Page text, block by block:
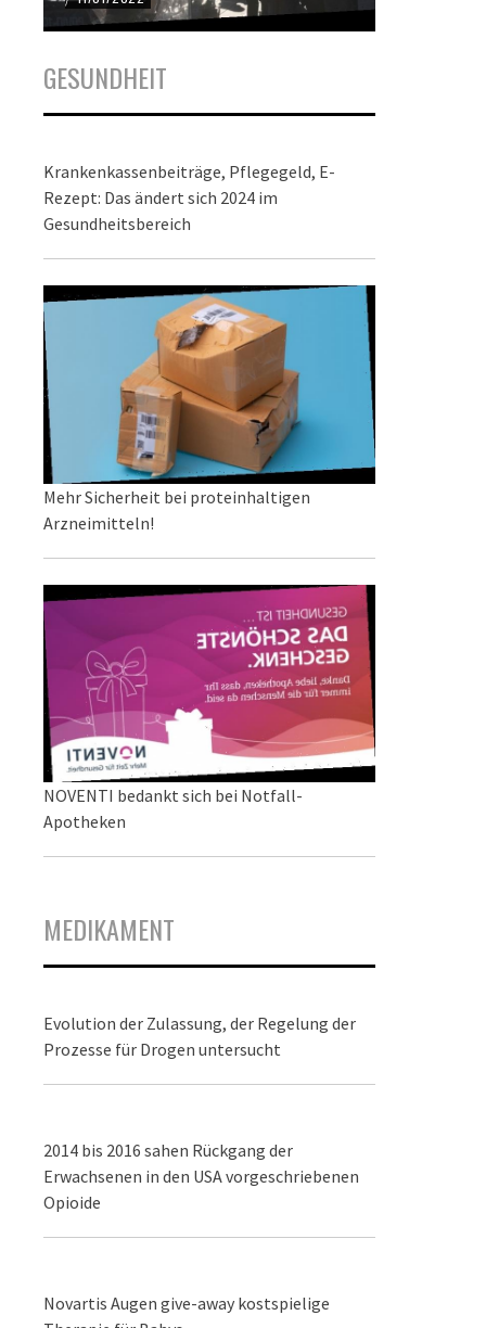
GESUNDHEIT
Krankenkassenbeiträge, Pflegegeld, E-
Rezept: Das ändert sich 2024 im
Gesundheitsbereich
Mehr Sicherheit bei proteinhaltigen
Arzneimitteln!
NOVENTI bedankt sich bei Notfall-
Apotheken
MEDIKAMENT
Evolution der Zulassung, der Regelung der
Prozesse für Drogen untersucht
2014 bis 2016 sahen Rückgang der
Erwachsenen in den USA vorgeschriebenen
Opioide
Novartis Augen give-away kostspielige